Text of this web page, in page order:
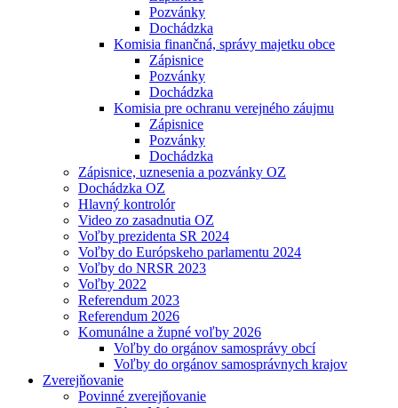
Pozvánky
Dochádzka
Komisia finančná, správy majetku obce
Zápisnice
Pozvánky
Dochádzka
Komisia pre ochranu verejného záujmu
Zápisnice
Pozvánky
Dochádzka
Zápisnice, uznesenia a pozvánky OZ
Dochádzka OZ
Hlavný kontrolór
Video zo zasadnutia OZ
Voľby prezidenta SR 2024
Voľby do Európskeho parlamentu 2024
Voľby do NRSR 2023
Voľby 2022
Referendum 2023
Referendum 2026
Komunálne a župné voľby 2026
Voľby do orgánov samosprávy obcí
Voľby do orgánov samosprávnych krajov
Zverejňovanie
Povinné zverejňovanie